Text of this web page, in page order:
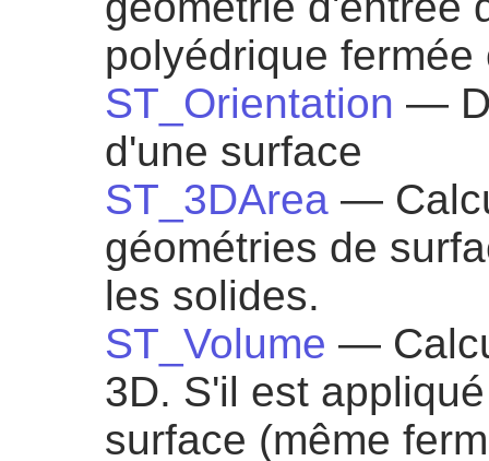
polyédrique
ST_Orientation —
d'une surface
ST_3DArea —
géométries de
les solides.
ST_Volume —
3D. S'il est
surface (même